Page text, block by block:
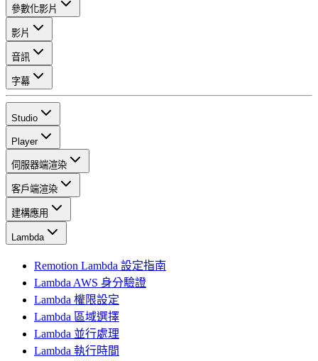
參數化影片
影片
音訊
字幕
Studio
Player
伺服器端渲染
客戶端渲染
建構應用
Lambda
Remotion Lambda 設定指南
Lambda AWS 身分驗證
Lambda 權限設定
Lambda 區域選擇
Lambda 並行處理
Lambda 執行時間